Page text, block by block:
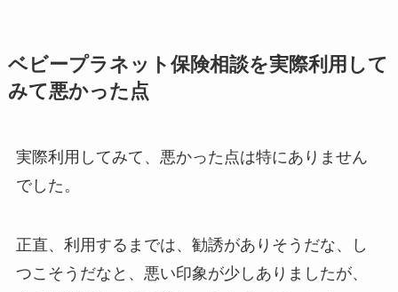
ベビープラネット保険相談を実際利用して
みて悪かった点
実際利用してみて、悪かった点は特にありません
でした。
正直、利用するまでは、勧誘がありそうだな、し
つこそうだなと、悪い印象が少しありましたが、